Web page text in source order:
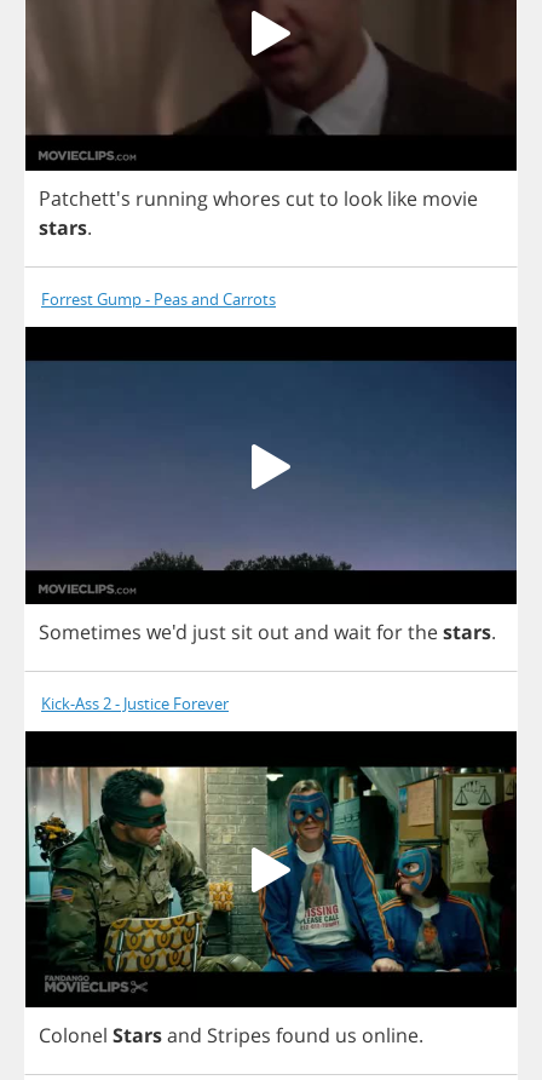
Patchett's runningwhores cutto look like movie
stars.
Forrest Gump - Peas and Carrots
Sometimes we'd just sit outand waitforthestars.
Kick-Ass 2 - Justice Forever
Colonel Starsand Stripes found us online.